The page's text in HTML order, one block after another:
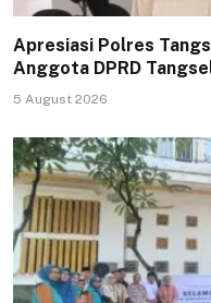
Apresiasi Polres
Anggota DPRD
5 August 2026